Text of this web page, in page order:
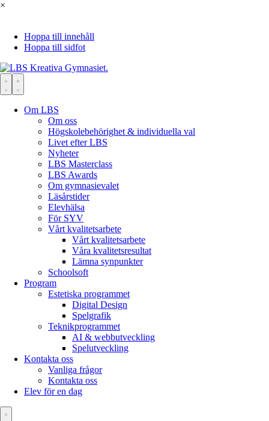
×
Hoppa till innehåll
Hoppa till sidfot
Om LBS
Om oss
Högskolebehörighet & individuella val
Livet efter LBS
Nyheter
LBS Masterclass
LBS Awards
Om gymnasievalet
Läsårstider
Elevhälsa
För SYV
Vårt kvalitetsarbete
Vårt kvalitetsarbete
Våra kvalitetsresultat
Lämna synpunkter
Schoolsoft
Program
Estetiska programmet
Digital Design
Spelgrafik
Teknikprogrammet
AI & webbutveckling
Spelutveckling
Kontakta oss
Vanliga frågor
Kontakta oss
Elev för en dag